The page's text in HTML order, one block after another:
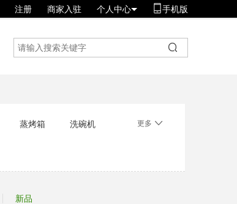
注册 商家入驻 个人中心 手机版
蒸烤箱 洗碗机 更多
新品